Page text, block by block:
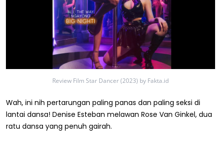
Review Film Star Dancer (2023) by Fakta.id
Wah, ini nih pertarungan paling panas dan paling seksi di
lantai dansa! Denise Esteban melawan Rose Van Ginkel, dua
ratu dansa yang penuh gairah.